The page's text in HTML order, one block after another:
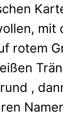
mit
rotem
,